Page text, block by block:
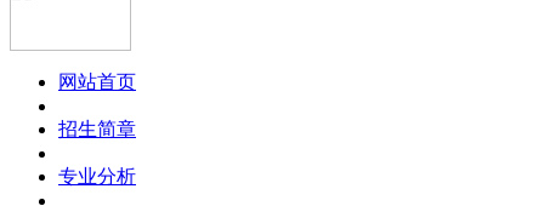
网站首页
招生简章
专业分析